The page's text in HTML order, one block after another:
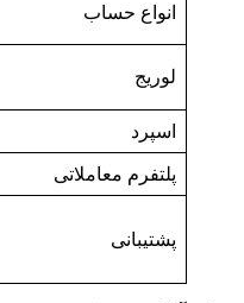
انواع حساب
لوریج
اسپرد
پلتفرم معاملاتی
پشتیبانی